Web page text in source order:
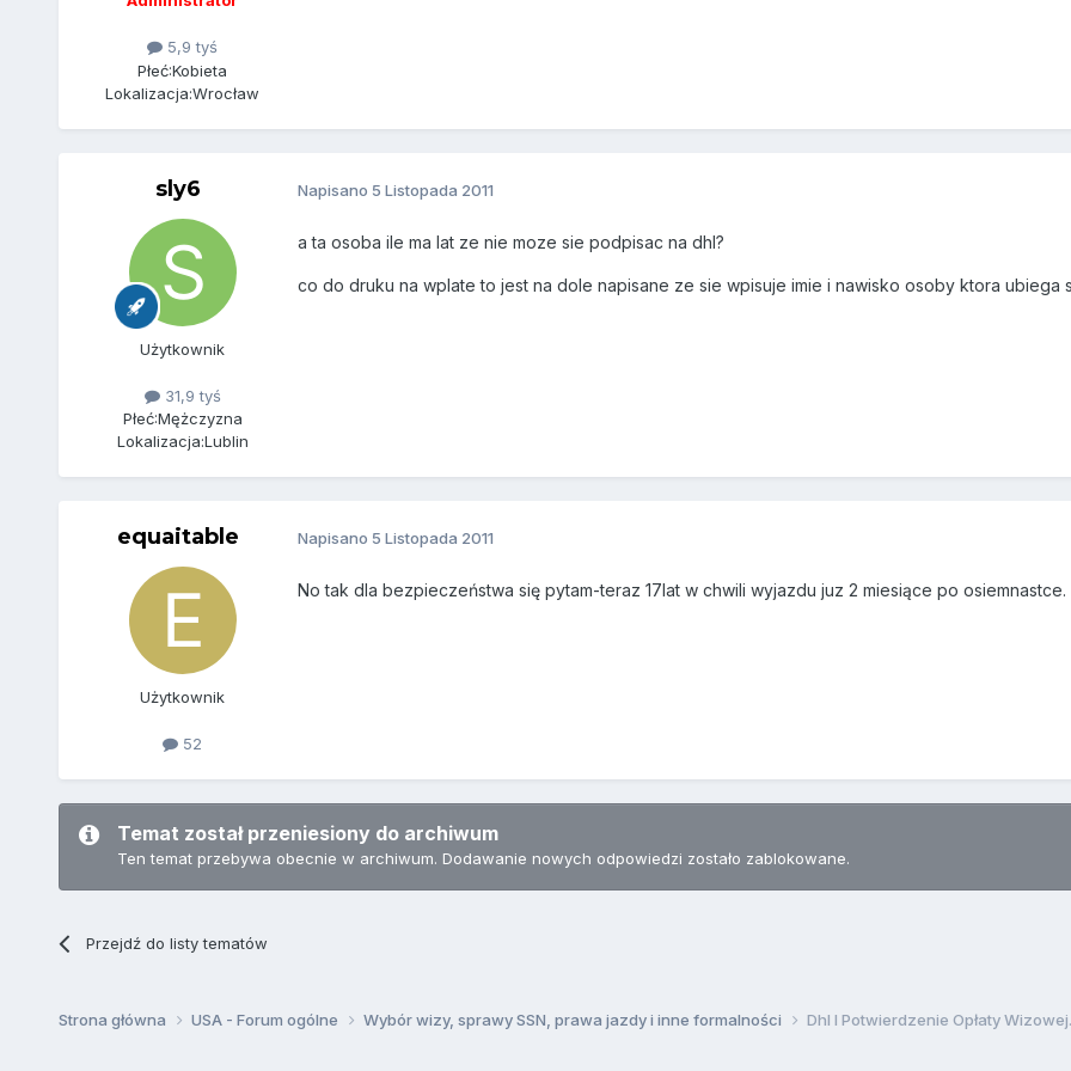
5,9 tyś
Płeć:Kobieta
Lokalizacja:Wrocław
sly6
Użytkownik
31,9 tyś
Płeć:Mężczyzna
Lokalizacja:Lublin
Napisano 5 Listopada 2011
a ta osoba ile ma lat ze nie moze sie podpisac na dhl?
co do druku na wplate to jest na dole napisane ze sie wpisuje imie i nawisko osoby ktora ubiega
equaitable
Użytkownik
52
Napisano 5 Listopada 2011
No tak dla bezpieczeństwa się pytam-teraz 17lat w chwili wyjazdu juz 2 miesiące po osiemnastce.
Temat został przeniesiony do archiwum
Ten temat przebywa obecnie w archiwum. Dodawanie nowych odpowiedzi zostało zablokowane.
Przejdź do listy tematów
Strona główna USA - Forum ogólne Wybór wizy, sprawy SSN, prawa jazdy i inne formalności Dhl I Potwierdzenie Opłaty Wizowej.